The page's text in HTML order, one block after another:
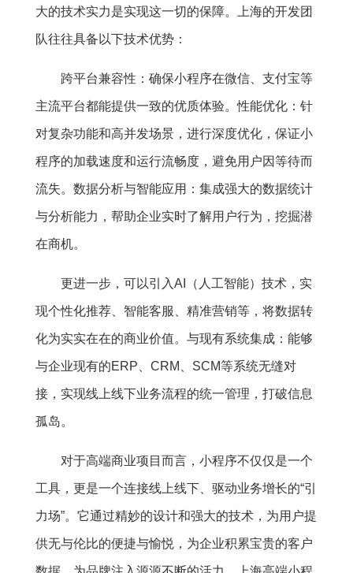
大的技术实力是实现这一切的保障。上海的开发团
队往往具备以下技术优势：
跨平台兼容性：确保小程序在微信、支付宝等
主流平台都能提供一致的优质体验。性能优化：针
对复杂功能和高并发场景，进行深度优化，保证小
程序的加载速度和运行流畅度，避免用户因等待而
流失。数据分析与智能应用：集成强大的数据统计
与分析能力，帮助企业实时了解用户行为，挖掘潜
在商机。
更进一步，可以引入AI（人工智能）技术，实
现个性化推荐、智能客服、精准营销等，将数据转
化为实实在在的商业价值。与现有系统集成：能够
与企业现有的ERP、CRM、SCM等系统无缝对
接，实现线上线下业务流程的统一管理，打破信息
孤岛。
对于高端商业项目而言，小程序不仅仅是一个
工具，更是一个连接线上线下、驱动业务增长的“引
力场”。它通过精妙的设计和强大的技术，为用户提
供无与伦比的便捷与愉悦，为企业积累宝贵的客户